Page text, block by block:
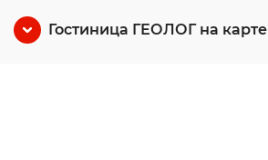
Гостиница ГЕОЛОГ на карте